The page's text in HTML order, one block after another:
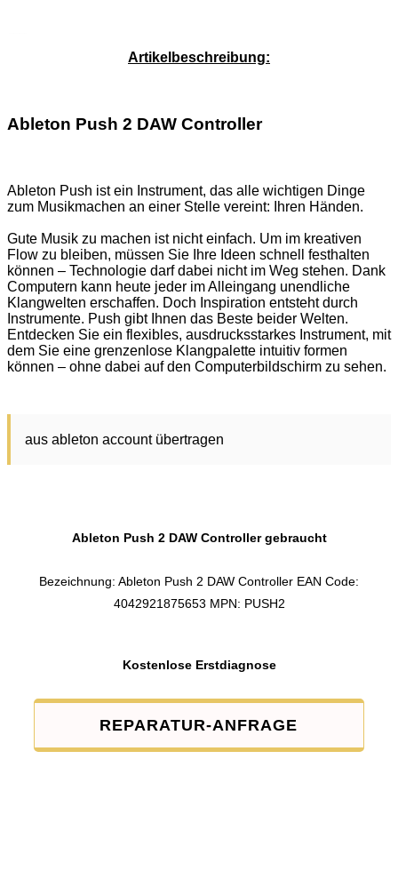
Artikelbeschreibung:
Ableton Push 2 DAW Controller
Ableton Push ist ein Instrument, das alle wichtigen Dinge
zum Musikmachen an einer Stelle vereint: Ihren Händen.
Gute Musik zu machen ist nicht einfach. Um im kreativen
Flow zu bleiben, müssen Sie Ihre Ideen schnell festhalten
können – Technologie darf dabei nicht im Weg stehen. Dank
Computern kann heute jeder im Alleingang unendliche
Klangwelten erschaffen. Doch Inspiration entsteht durch
Instrumente. Push gibt Ihnen das Beste beider Welten.
Entdecken Sie ein flexibles, ausdrucksstarkes Instrument, mit
dem Sie eine grenzenlose Klangpalette intuitiv formen
können – ohne dabei auf den Computerbildschirm zu sehen.
aus ableton account übertragen
Ableton Push 2 DAW Controller gebraucht
Bezeichnung: Ableton Push 2 DAW Controller EAN Code:
4042921875653 MPN: PUSH2
Kostenlose Erstdiagnose
REPARATUR-ANFRAGE